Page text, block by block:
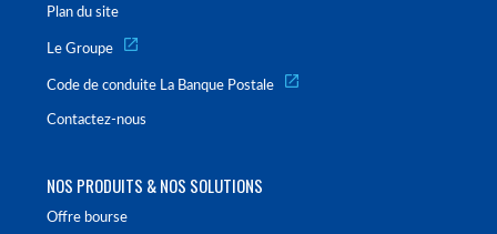
Plan du site
Le Groupe
Code de conduite La Banque Postale
Contactez-nous
NOS PRODUITS & NOS SOLUTIONS
Offre bourse